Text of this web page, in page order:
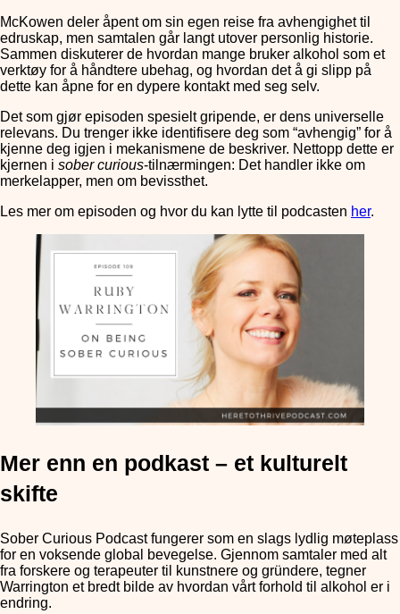
McKowen deler åpent om sin egen reise fra avhengighet til
edruskap, men samtalen går langt utover personlig historie.
Sammen diskuterer de hvordan mange bruker alkohol som et
verktøy for å håndtere ubehag, og hvordan det å gi slipp på
dette kan åpne for en dypere kontakt med seg selv.
Det som gjør episoden spesielt gripende, er dens universelle
relevans. Du trenger ikke identifisere deg som “avhengig” for å
kjenne deg igjen i mekanismene de beskriver. Nettopp dette er
kjernen i sober curious-tilnærmingen: Det handler ikke om
merkelapper, men om bevissthet.
Les mer om episoden og hvor du kan lytte til podcasten her.
Mer enn en podkast – et kulturelt
skifte
Sober Curious Podcast fungerer som en slags lydlig møteplass
for en voksende global bevegelse. Gjennom samtaler med alt
fra forskere og terapeuter til kunstnere og gründere, tegner
Warrington et bredt bilde av hvordan vårt forhold til alkohol er i
endring.